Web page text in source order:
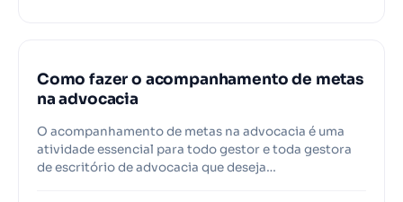
Como fazer o acompanhamento de metas
na advocacia
O acompanhamento de metas na advocacia é uma
atividade essencial para todo gestor e toda gestora
de escritório de advocacia que deseja…